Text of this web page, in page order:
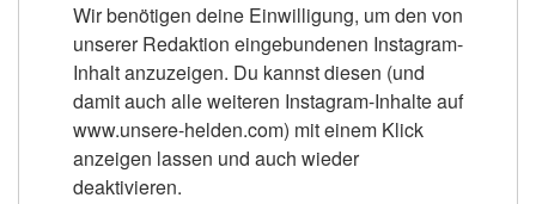
Wir benötigen deine Einwilligung, um den von
unserer Redaktion eingebundenen Instagram-
Inhalt anzuzeigen. Du kannst diesen (und
damit auch alle weiteren Instagram-Inhalte auf
www.unsere-helden.com) mit einem Klick
anzeigen lassen und auch wieder
deaktivieren.